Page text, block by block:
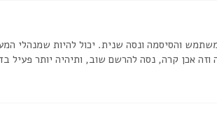
והסיסמה ונסה שנית. יכול להיות שמנהלי
אכן קרה, נסה להרשם שוב, ותיהיה יותר פעיל